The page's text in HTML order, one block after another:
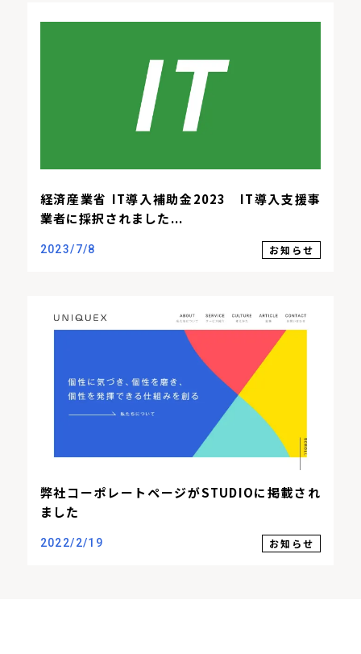
経済産業省 IT導入補助金2023 IT導入支援事
業者に採択されました...
2023/7/8 お知らせ
弊社コーポレートページがSTUDIOに掲載され
ました
2022/2/19 お知らせ